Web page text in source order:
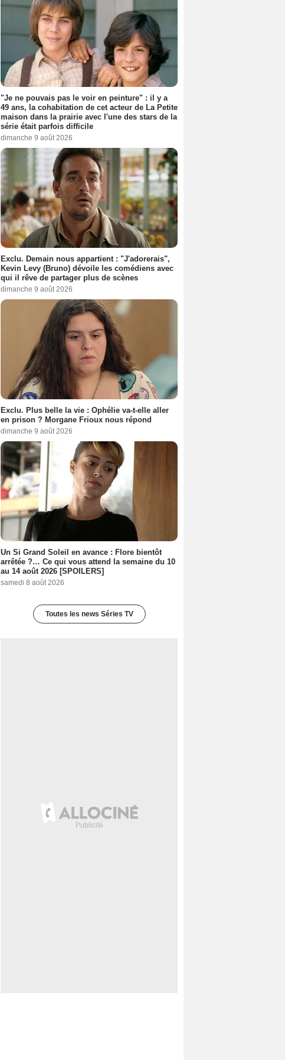
"Je ne pouvais pas le voir en peinture" : il y a
49 ans, la cohabitation de cet acteur de La Petite
maison dans la prairie avec l'une des stars de la
série était parfois difficile
dimanche 9 août 2026
Exclu. Demain nous appartient : "J'adorerais",
Kevin Levy (Bruno) dévoile les comédiens avec
qui il rêve de partager plus de scènes
dimanche 9 août 2026
Exclu. Plus belle la vie : Ophélie va-t-elle aller
en prison ? Morgane Frioux nous répond
dimanche 9 août 2026
Un Si Grand Soleil en avance : Flore bientôt
arrêtée ?… Ce qui vous attend la semaine du 10
au 14 août 2026 [SPOILERS]
samedi 8 août 2026
Toutes les news Séries TV